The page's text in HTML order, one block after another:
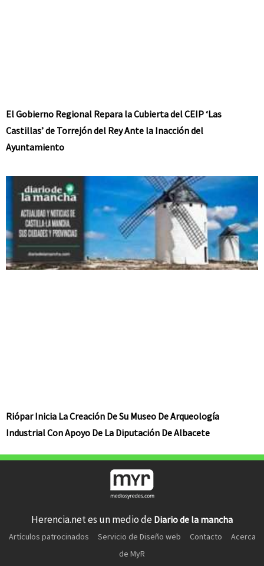
El Gobierno Regional Repara la Cubierta del CEIP ‘Las
Castillas’ de Torrejón del Rey Ante la Inacción del
Ayuntamiento
Riópar Inicia La Creación De Su Museo De Arqueología
Industrial Con Apoyo De La Diputación De Albacete
Herencia.net es un medio de Diario de la mancha
Artículos patrocinados Servicio de Diseño web Contacto
Acerca
de MyR